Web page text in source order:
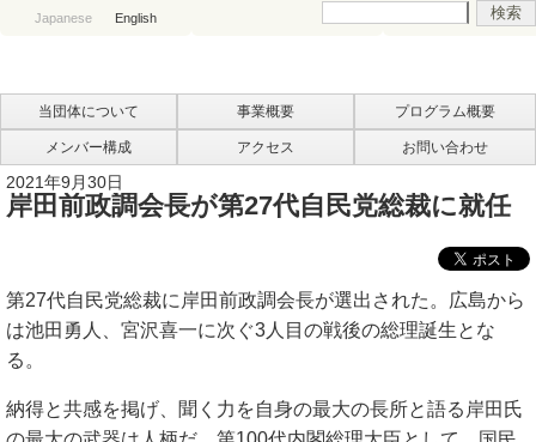
Japanese English
当団体について 事業概要 プログラム概要
メンバー構成 アクセス お問い合わせ
2021年9月30日
岸田前政調会長が第27代自民党総裁に就任
第27代自民党総裁に岸田前政調会長が選出された。広島から
は池田勇人、宮沢喜一に次ぐ3人目の戦後の総理誕生とな
る。
納得と共感を掲げ、聞く力を自身の最大の長所と語る岸田氏